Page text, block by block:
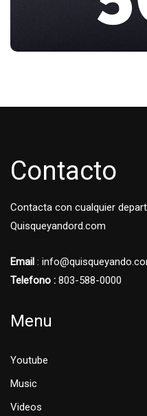
Contacto
Contacta con cualquier
Quisqueyandord.com
Email :
Telefono : 803-588-0000
Menu
Youtube
Music
Videos